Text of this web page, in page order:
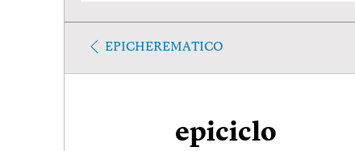
EPICHEREMATICO
epiciclo